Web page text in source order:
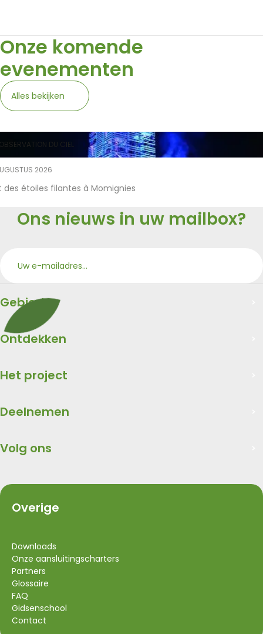
Onze komende
evenementen
Alles bekijken
2026
des étoiles filantes à Momignies
DU CIEL
Ons nieuws in uw mailbox?
Gebied
Ontdekken
Het project
Deelnemen
Volg ons
Overige
Downloads
Onze aansluitingscharters
Partners
Glossaire
FAQ
Gidsenschool
Contact